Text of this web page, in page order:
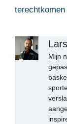
terechtkomen
Mijn